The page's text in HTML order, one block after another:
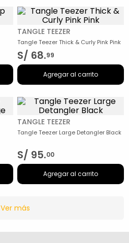
TANGLE TEEZER
Tangle Teezer Thick & Curly Pink Pink
S/ 68.99
Agregar al carrito
TANGLE TEEZER
Tangle Teezer Large Detangler Black
S/ 95.00
Agregar al carrito
Ver más